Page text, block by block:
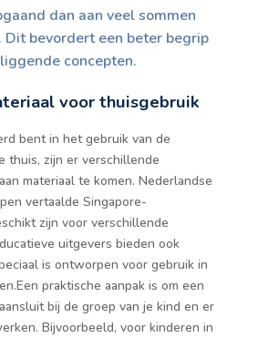
dan aan veel sommen
Dit bevordert een beter begrip
concepten.
voor thuisgebruik
bent in het gebruik van de
thuis, zijn er verschillende
materiaal te komen. Nederlandse
vertaalde Singapore-
zijn voor verschillende
uitgevers bieden ook
is ontworpen voor gebruik in
praktische aanpak is om een
bij de groep van je kind en er
Bijvoorbeeld, voor kinderen in